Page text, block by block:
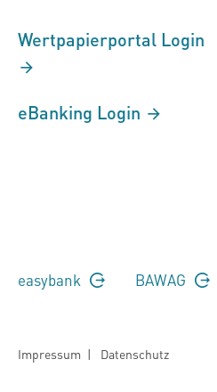
Wertpapierportal Login
eBanking Login
easybank BAWAG
Impressum | Datenschutz